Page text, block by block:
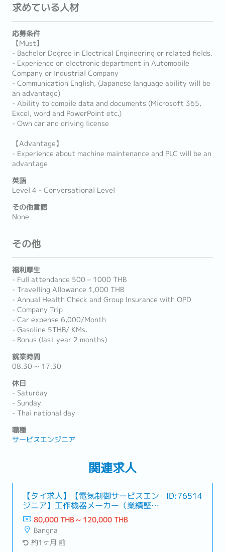
求めている人材
応募条件
【Must】
- Bachelor Degree in Electrical Engineering or related fields.
- Experience on electronic department in Automobile
Company or Industrial Company
- Communication English, (Japanese language ability will be
an advantage)
- Ability to compile data and documents (Microsoft 365,
Excel, word and PowerPoint etc.)
- Own car and driving license
【Advantage】
- Experience about machine maintenance and PLC will be an
advantage
英語
Level 4 - Conversational Level
その他言語
None
その他
福利厚生
- Full attendance 500 – 1000 THB
- Travelling Allowance 1,000 THB
- Annual Health Check and Group Insurance with OPD
- Company Trip
- Car expense 6,000/Month
- Gasoline 5THB/ KMs.
- Bonus (last year 2 months)
就業時間
08.30 ~ 17.30
休日
- Saturday
- Sunday
- Thai national day
職種
サービスエンジニア
関連求人
【タイ求人】【電気制御サービスエン
ジニア】工作機器メーカー（業績堅
調・福利厚生充実）
ID:76514
80,000 THB ~ 120,000 THB
Bangna
約1ヶ月 前